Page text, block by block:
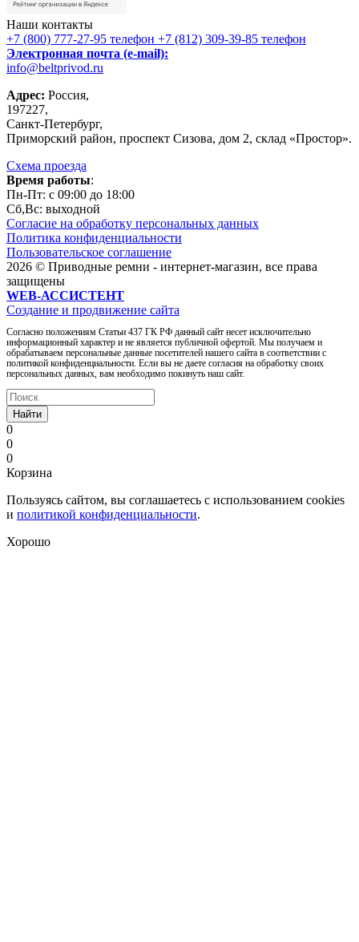
Наши контакты
+7 (800) 777-27-95 телефон +7 (812) 309-39-85 телефон
Электронная почта (e-mail):
info@beltprivod.ru
Адрес: Россия,
197227,
Санкт-Петербург,
Приморский район, проспект Сизова, дом 2, склад «Простор».
Схема проезда
Время работы:
Пн-Пт: c 09:00 до 18:00
Сб,Вc: выходной
Согласие на обработку персональных данных
Политика конфиденциальности
Пользовательское соглашение
2026 © Приводные ремни - интернет-магазин, все права
защищены
WEB-АССИСТЕНТ
Создание и продвижение сайта
Согласно положениям Статьи 437 ГК РФ данный сайт несет исключительно
информационный характер и не является публичной офертой. Мы получаем и
обрабатываем персональные данные посетителей нашего сайта в соответствии с
политикой конфиденциальности. Если вы не даете согласия на обработку своих
персональных данных, вам необходимо покинуть наш сайт.
Найти
0
0
0
Корзина
Пользуясь сайтом, вы соглашаетесь с использованием cookies
и политикой конфиденциальности.
Хорошо